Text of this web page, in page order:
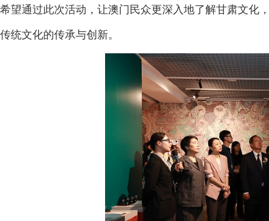
希望通过此次活动，让澳门民众更深入地了解甘肃文化
传统文化的传承与创新。